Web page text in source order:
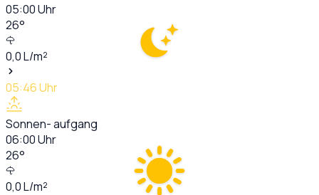
05:00Uhr
26°
0,0L/m²
05:46Uhr
Sonnen- aufgang
06:00Uhr
26°
0,0L/m²